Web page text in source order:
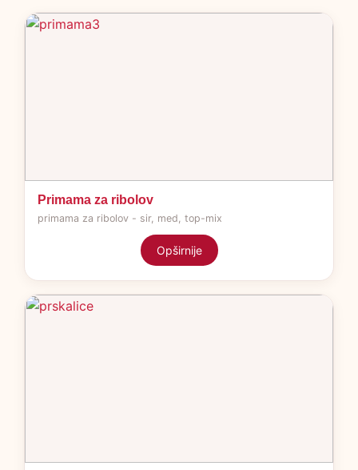
Primama za ribolov
primama za ribolov - sir, med, top-mix
Opširnije